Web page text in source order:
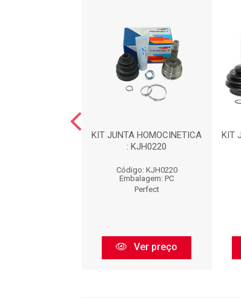
KIT JUNTA HOMOCINETICA
: KJH0220
Código: KJH0220
Embalagem: PC
Perfect
Ver preço
KIT